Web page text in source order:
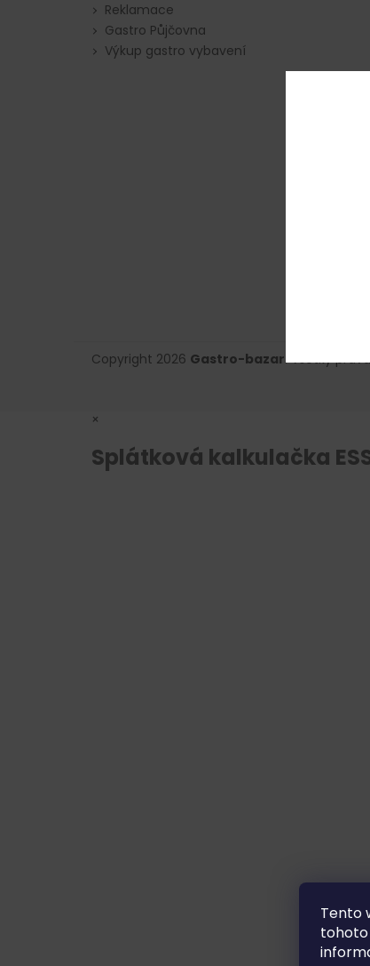
Tento
tohoto
Reklamace
Gastro Půjčovna
Výkup gastro vybavení
Copyright 2026 Gastro-bazar. Všetky
×
Splátková kalkulačka